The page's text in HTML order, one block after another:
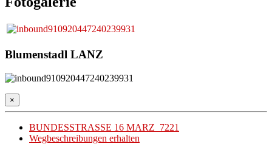
Blumenstadl LANZ
×
BUNDESSTRASSE 16 MARZ 7221
Wegbeschreibungen erhalten